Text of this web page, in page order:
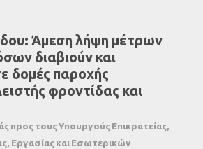
Άμεση λήψη μέτρων
διαβιούν και
δομές παροχής
φροντίδας και
προς τους Υπουργούς Επικρατείας,
Εργασίας και Εσωτερικών